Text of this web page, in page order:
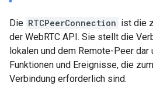
Die RTCPeerConnection ist die
der WebRTC API. Sie stellt die
lokalen und dem Remote-Peer dar
Funktionen und Ereignisse, die
Verbindung erforderlich sind.